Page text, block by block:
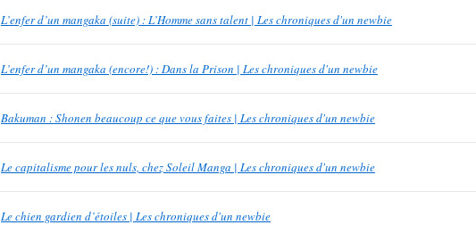
L’enfer d’un mangaka (suite) : L’Homme sans talent | Les chroniques d'un newbie
L’enfer d’un mangaka (encore!) : Dans la Prison | Les chroniques d'un newbie
Bakuman : Shonen beaucoup ce que vous faites | Les chroniques d'un newbie
Le capitalisme pour les nuls, chez Soleil Manga | Les chroniques d'un newbie
Le chien gardien d’étoiles | Les chroniques d'un newbie